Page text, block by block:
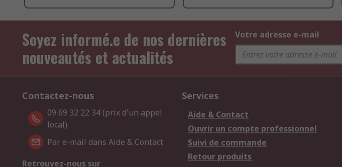
Soyez informé.e de nos dernières
nouveautés et actualités
Votre adresse e-mail
Contactez-nous
09 69 32 22 34 (prix d'un appel
local).
Par e-mail dans Aide & Contact
Retrouvez-nous sur
Services
Aide & Contact
Ouvrir un compte professionnel
Suivi de commande
Retour produits